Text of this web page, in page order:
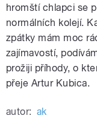
hromští chlapci se
normálních kolejí.
zpátky mám moc
zajímavostí,
prožiji příhody, o
přeje Artur Kubica.
autor: ak